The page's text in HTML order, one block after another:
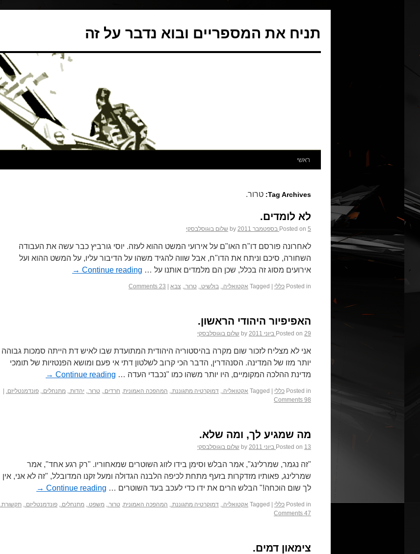
תניח את המספריים ובוא נדבר על זה
ראשי
Tag Archives: טרור.
לא לומדים.
Posted on 5 בספטמבר 2011 by שלום בוגוסלבסקי
לאחרונה פורסם דו"ח האו"ם על אירועי המשט ההוא לעזה. יוסי גורביץ כבר עשה את העבודה
השחורה, סיכם וניתח את הדו"ח, אבל שווה להגיד משהו על הדיבור עליו, על המשט ההוא ועל
אירועים מסוג זה בכלל, שכן הם מלמדים אותנו על … Continue reading
→
Posted in כללי Tagged אקטואליה., בולשיט., טרור., צבא 23 Comments
האפיפיור היהודי הראשון.
Posted on 29 ביוני 2011 by שלום בוגוסלבסקי
אני לא מצליח לזכור שום מקרה בהיסטוריה היהודית המתועדת שבו לאיש דת הייתה סמכות גבוהה
יותר מזו של המדינה. הסנהדרין, הדבר הכי קרוב לשלטון דתי אי פעם ומושא הפנטזיות של תומכי
מדינת ההלכה המקומיים, היו יותר משהו כמו "נכבדי העדה … Continue reading
→
Posted in כללי Tagged אקטואליה., דמוקרטיה מתגוננת., המהפכה האמונית, חרדים., טרור., יהדות., מתנחלים., פונדמנטליזם.
98 Comments
מה שמגיע לך, ומה שלא.
Posted on 13 ביוני 2011 by שלום בוגוסלבסקי
"זה נגמר, שמרלינג", אמר הבלש וסימן בידו לזוג השוטרים שמאחוריו. "רק רגע אחד", אמר
שמרלינג, פאותיו מזדקרות בזעף מתחת לכיפה הלבנה הגדולה ומעל זקנו המדובלל, "זה לא אני, אין
לך שום הוכחה!" הבלש הרים את ידו כדי לעכב בעד השוטרים … Continue reading
→
Posted in כללי Tagged אקטואליה., דמוקרטיה מתגוננת., המהפכה האמונית, טרור., משפט., מתנחלים., פונדמנטליזם., תקשורת.
47 Comments
צימאון דמים.